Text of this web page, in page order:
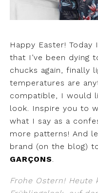
Happy Easter! Today
that I’ve been dying
chucks again, finally
temperatures are
compatible, I would
look. Inspire you to
what I say as a
more patterns! And
brand (on the blog)
GARÇONS.
Frohe Ostern!